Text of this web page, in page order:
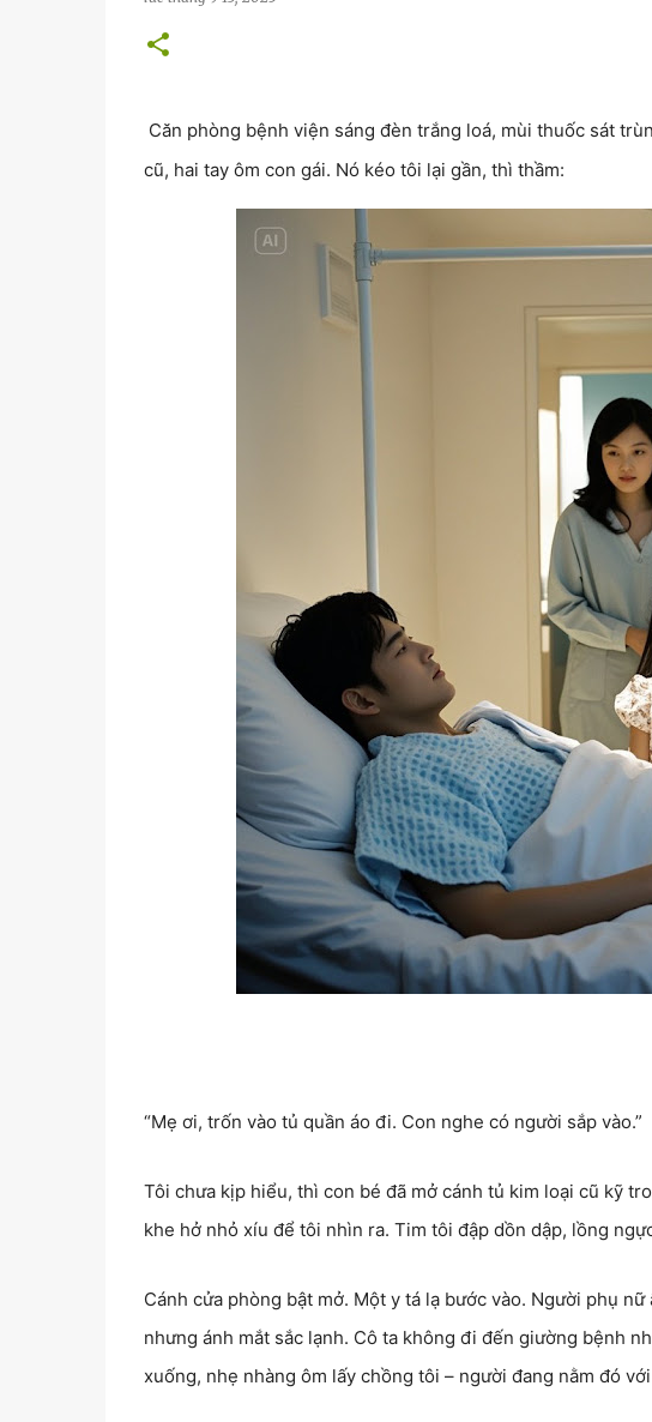
Căn phòng bệnh viện sáng đèn trắng loá, mùi thuốc sát
cũ, hai tay ôm con gái. Nó kéo tôi lại gần, thì thầm:
“Mẹ ơi, trốn vào tủ quần áo đi. Con nghe có người sắp vào.”
Tôi chưa kịp hiểu, thì con bé đã mở cánh tủ kim loại cũ kỹ
khe hở nhỏ xíu để tôi nhìn ra. Tim tôi đập dồn dập, lồng
Cánh cửa phòng bật mở. Một y tá lạ bước vào. Người phụ
nhưng ánh mắt sắc lạnh. Cô ta không đi đến giường bệnh
xuống, nhẹ nhàng ôm lấy chồng tôi – người đang nằm đó